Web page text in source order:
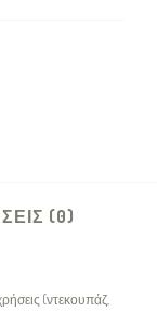
(0)
(ντεκουπάζ,